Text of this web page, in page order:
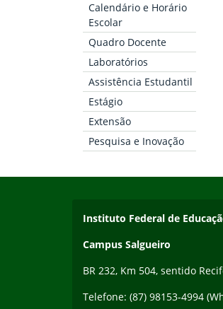
Calendário e Horário
Escolar
Quadro Docente
Laboratórios
Assistência Estudantil
Estágio
Extensão
Pesquisa e Inovação
Endereço
Instituto Federal de
Campus Salgueiro
BR 232, Km 504, sentido
Telefone: (87) 98153-4994